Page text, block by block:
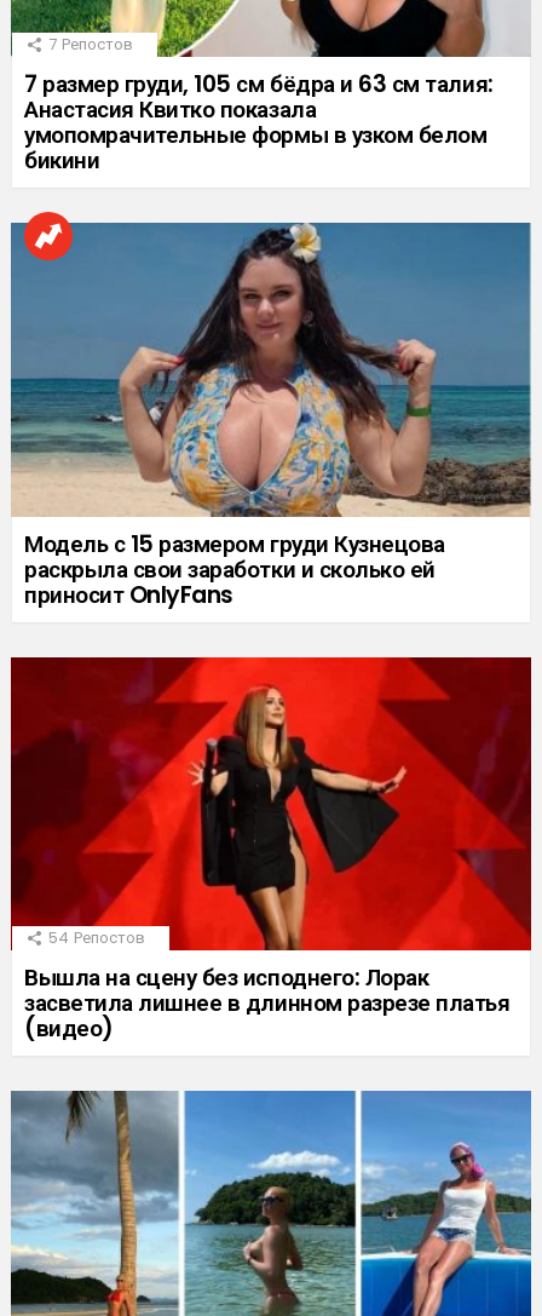
7 Репостов
7 размер груди, 105 см бёдра и 63 см талия:
Анастасия Квитко показала
умопомрачительные формы в узком белом
бикини
Модель с 15 размером груди Кузнецова
раскрыла свои заработки и сколько ей
приносит OnlyFans
54 Репостов
Вышла на сцену без исподнего: Лорак
засветила лишнее в длинном разрезе платья
(видео)